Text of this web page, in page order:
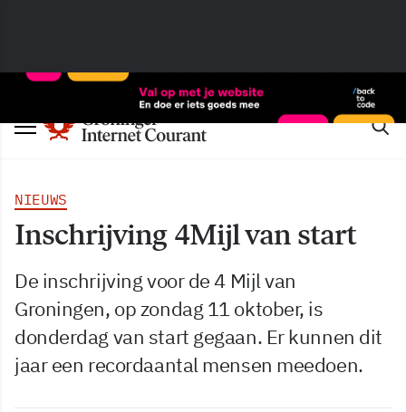
NIEUWS
Inschrijving 4Mijl van start
De inschrijving voor de 4 Mijl van
Groningen, op zondag 11 oktober, is
donderdag van start gegaan. Er kunnen dit
jaar een recordaantal mensen meedoen.